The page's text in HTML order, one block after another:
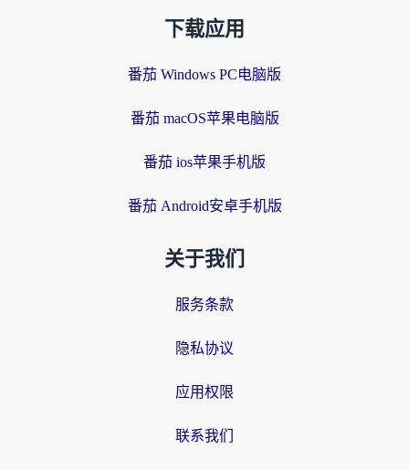
下载应用
番茄 Windows PC电脑版
番茄 macOS苹果电脑版
番茄 ios苹果手机版
番茄 Android安卓手机版
关于我们
服务条款
隐私协议
应用权限
联系我们